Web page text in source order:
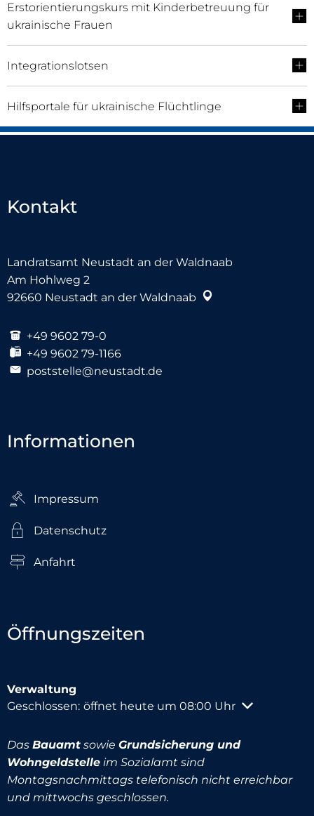
Erstorientierungskurs mit Kinderbetreuung für
ukrainische Frauen
Integrationslotsen
Hilfsportale für ukrainische Flüchtlinge
Kontakt
Landratsamt Neustadt an der Waldnaab
Am Hohlweg 2
92660 Neustadt an der Waldnaab
+49 9602 79-0
+49 9602 79-1166
poststelle@neustadt.de
Informationen
Impressum
Datenschutz
Anfahrt
Öffnungszeiten
Verwaltung
Klicken, um weitere Öffnungs- oder Schließzeiten
Geschlossen: öffnet heute um 08:00 Uhr
Das Bauamt sowie Grundsicherung und
Wohngeldstelle im Sozialamt sind
Montagsnachmittags telefonisch nicht erreichbar
und mittwochs geschlossen.